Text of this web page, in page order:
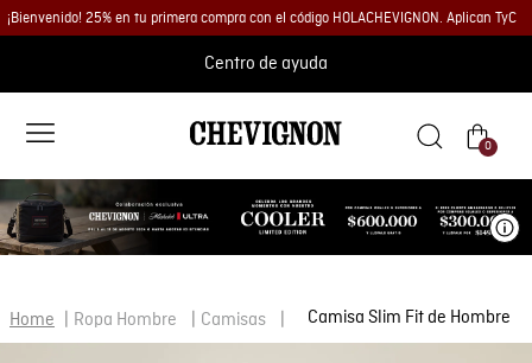
¡Bienvenido! 25% en tu primera compra con el código HOLACHEVIGNON. Aplican TyC
Centro de ayuda
0
Ropa Hombre Camisas Camisa Slim Fit de Hombre